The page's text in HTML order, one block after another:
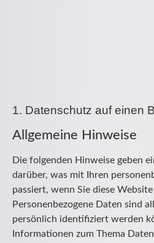
1. Datenschutz auf einen
Allgemeine Hinweise
Die folgenden Hinweise geben
darüber, was mit Ihren
passiert, wenn Sie diese
Personenbezogene Daten sind
persönlich identifiziert werden
Informationen zum Thema